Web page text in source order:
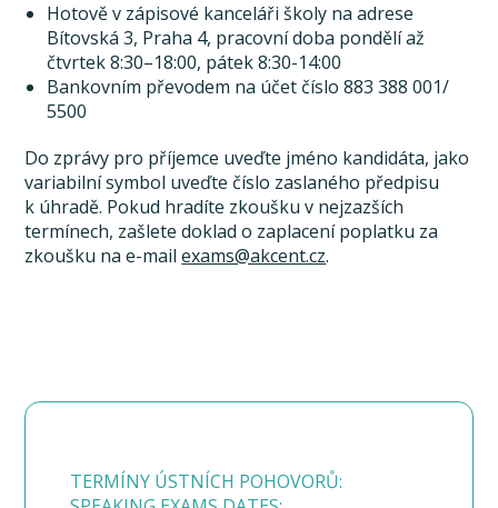
Hotově v zápisové kanceláři školy na adrese
Bítovská 3, Praha 4, pracovní doba pondělí až
čtvrtek 8:30–18:00, pátek 8:30-14:00
Bankovním převodem na účet číslo 883 388 001/
5500
Do zprávy pro příjemce uveďte jméno kandidáta, jako
variabilní symbol uveďte číslo zaslaného předpisu
k úhradě. Pokud hradíte zkoušku v nejzazších
termínech, zašlete doklad o zaplacení poplatku za
zkoušku na e-mailexams@akcent.cz.
TERMÍNY ÚSTNÍCH POHOVORŮ: